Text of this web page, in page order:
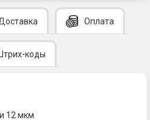
Оплата
коды
12 мкм